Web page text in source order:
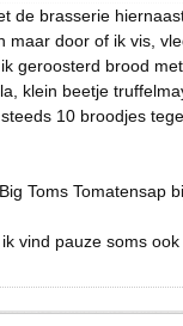
de brasserie
maar door of ik vis,
geroosterd brood
klein beetje
10 broodjes
Toms Tomatensap
vind pauze soms